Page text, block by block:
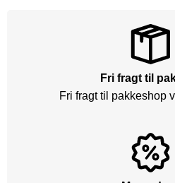
Fri fragt til
Fri fragt til pakkeshop